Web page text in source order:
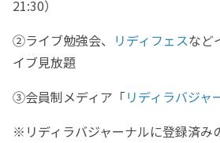
21:30）
②ライブ勉強会、 リディフェスなど
イブ見放題
③会員制メディア「リディラバジャ
※リディラバジャーナルに登録済み